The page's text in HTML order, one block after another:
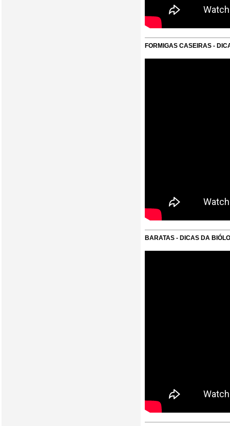
FORMIGAS CASEIRAS -
BARATAS - DICAS DA